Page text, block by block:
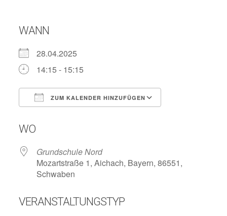
WANN
28.04.2025
14:15 - 15:15
ZUM KALENDER HINZUFÜGEN
WO
Grundschule Nord
Mozartstraße 1, Aichach, Bayern, 86551,
Schwaben
VERANSTALTUNGSTYP